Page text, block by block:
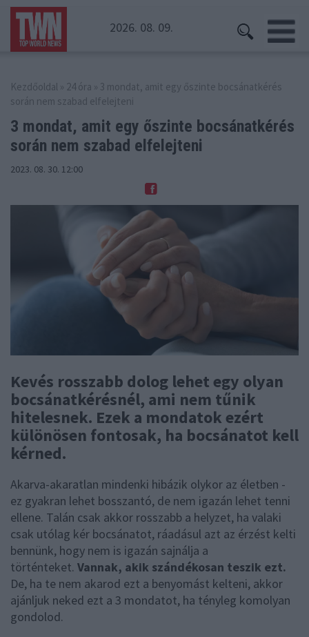
2026. 08. 09.
Kezdőoldal » 24 óra » 3 mondat, amit egy őszinte bocsánatkérés
során nem szabad elfelejteni
3 mondat, amit egy őszinte bocsánatkérés
során nem szabad elfelejteni
2023. 08. 30. 12:00
Kevés rosszabb dolog lehet egy olyan
bocsánatkérésnél, ami nem tűnik
hitelesnek. Ezek a mondatok ezért
különösen fontosak, ha bocsánatot kell
kérned.
Akarva-akaratlan mindenki hibázik olykor az életben -
ez gyakran lehet bosszantó, de nem igazán lehet tenni
ellene. Talán csak akkor rosszabb a helyzet, ha valaki
csak utólag kér bocsánatot, ráadásul azt az érzést kelti
bennünk, hogy nem is igazán sajnálja a
történteket. Vannak, akik szándékosan teszik ezt.
De, ha te nem akarod ezt a benyomást kelteni, akkor
ajánljuk neked ezt a 3 mondatot, ha tényleg komolyan
gondolod.